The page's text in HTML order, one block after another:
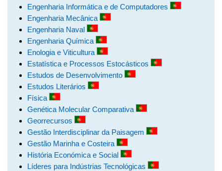
Engenharia Informática e de Computadores
Engenharia Mecânica
Engenharia Naval
Engenharia Química
Enologia e Viticultura
Estatística e Processos Estocásticos
Estudos de Desenvolvimento
Estudos Literários
Física
Genética Molecular Comparativa
Georrecursos
Gestão Interdisciplinar da Paisagem
Gestão Marinha e Costeira
História Económica e Social
Líderes para Indústrias Tecnológicas